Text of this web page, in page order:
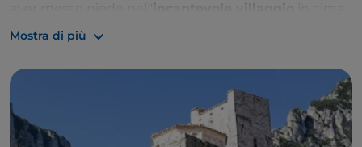
incantevole villaggio
alla collina. È allora che si capisce perché Genga ha
Touring Club Italiano.
Genga offre molto anche ai turisti, soprattutto grazie
alle
. Durante la giornata vengono
organizzate visite guidate alle grotte (sia in italiano
Mostra di più